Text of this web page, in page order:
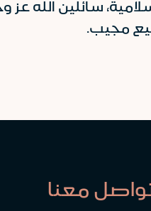
سائلين
مجيب.
معنا